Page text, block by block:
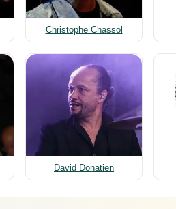
Christophe Chassol
David Donatien